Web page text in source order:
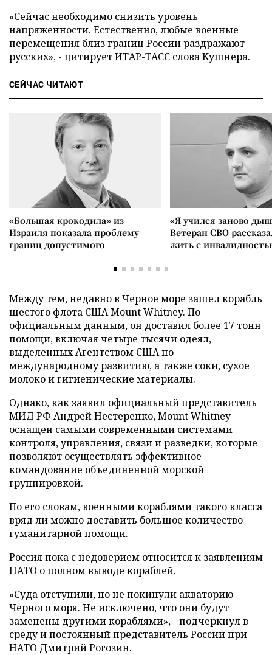
«Сейчас необходимо снизить уровень
напряженности. Естественно, любые военные
перемещения близ границ России раздражают
русских», - цитирует ИТАР-ТАСС слова Кушнера.
СЕЙЧАС ЧИТАЮТ
«Большая крокодила» из
Израиля показала проблему
границ допустимого
«Я учился заново
Ветеран СВО
жить с
Между тем, недавно в Черное море зашел корабль
шестого флота США Mount Whitney. По
официальным данным, он доставил более 17 тонн
помощи, включая четыре тысячи одеял,
выделенных Агентством США по
международному развитию, а также соки, сухое
молоко и гигиенические материалы.
Однако, как заявил официальный представитель
МИД РФ Андрей Нестеренко, Mount Whitney
оснащен самыми современными системами
контроля, управления, связи и разведки, которые
позволяют осуществлять эффективное
командование объединенной морской
группировкой.
По его словам, военными кораблями такого класса
вряд ли можно доставить большое количество
гуманитарной помощи.
Россия пока с недоверием относится к заявлениям
НАТО о полном выводе кораблей.
«Суда отступили, но не покинули акваторию
Черного моря. Не исключено, что они будут
заменены другими кораблями», - подчеркнул в
среду и постоянный представитель России при
НАТО Дмитрий Рогозин.